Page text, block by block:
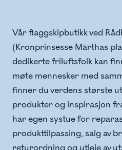
Vår flaggskipbutikk ved
(Kronprinsesse Märthas
dedikerte friluftsfolk kan
møte mennesker med
finner du verdens største
produkter og inspirasjon
har egen systue for
produkttilpassing, salg av